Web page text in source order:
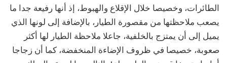
الطائرات، وخصيصا خلال الإقلاع والهبوط، إذ أنها رفيعة جدا ما
يصعب ملاحظتها من مقصورة الطيار، بالإضافة إلى لونها الذي
يميل إلى أن يمتزج بالخلفية، جاعلا ملاحظة الطيار لها أكثر
صعوبة، خصيصا في ظروف الإضاءة المنخفضة، كما أن زجاجا